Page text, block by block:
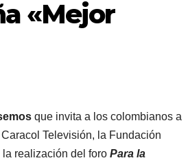
«Mejor
que invita a los colombianos a
Televisión, la Fundación
realización del foro Para la